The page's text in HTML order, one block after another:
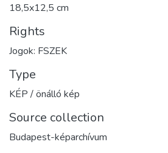
18,5x12,5 cm
Rights
Jogok: FSZEK
Type
KÉP / önálló kép
Source collection
Budapest-képarchívum